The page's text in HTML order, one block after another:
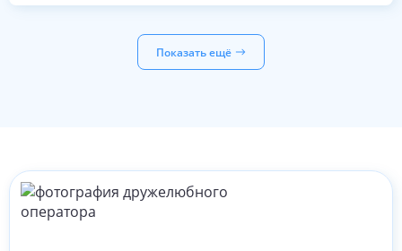
Показать ещё